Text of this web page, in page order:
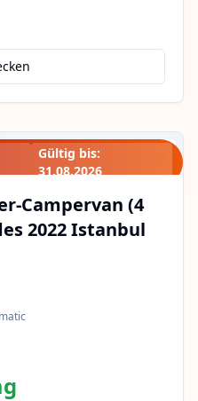
Gültig bis:
31.08.2026
Campervan (4
2022 Istanbul